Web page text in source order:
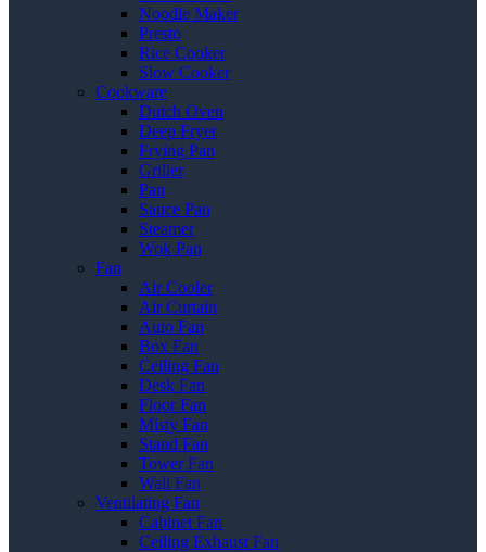
Noodle Maker
Presto
Rice Cooker
Slow Cooker
Cookware
Dutch Oven
Deep Fryer
Frying Pan
Griller
Pan
Sauce Pan
Steamer
Wok Pan
Fan
Air Cooler
Air Curtain
Auto Fan
Box Fan
Ceiling Fan
Desk Fan
Floor Fan
Misty Fan
Stand Fan
Tower Fan
Wall Fan
Ventilating Fan
Cabinet Fan
Ceiling Exhaust Fan